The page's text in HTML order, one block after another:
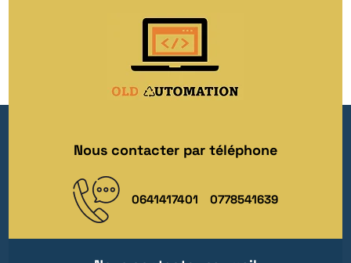
Nous contacter par téléphone
0641417401 0778541639